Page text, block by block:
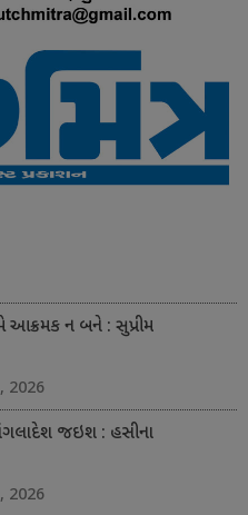
આક્રમક ન બને : સુપ્રીમ
2026
જઇશ : હસીના
2026